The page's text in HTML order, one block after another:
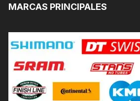
MARCAS PRINCIPALES